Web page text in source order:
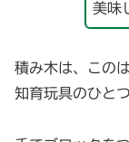
美味
積み木は、この
知育玩具のひとつ